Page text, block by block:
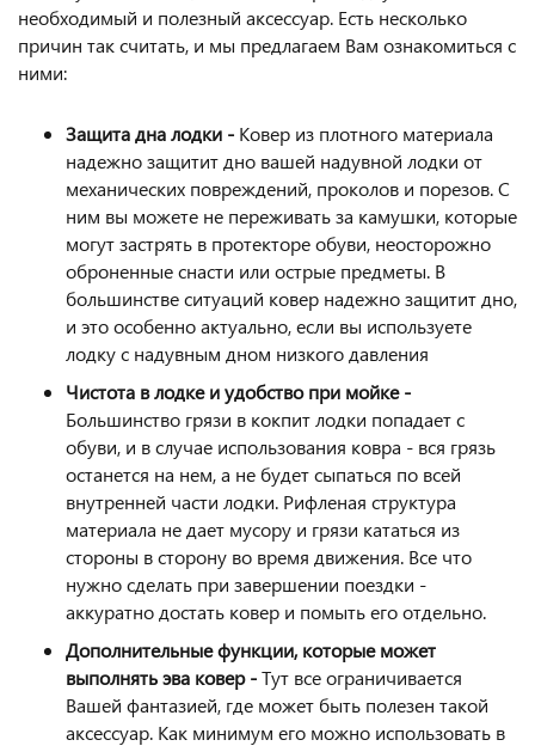
необходимый и полезный аксессуар. Есть несколько
причин так считать, и мы предлагаем Вам ознакомиться с
ними:
Защита дна лодки - Ковер из плотного материала
надежно защитит дно вашей надувной лодки от
механических повреждений, проколов и порезов. С
ним вы можете не переживать за камушки, которые
могут застрять в протекторе обуви, неосторожно
оброненные снасти или острые предметы. В
большинстве ситуаций ковер надежно защитит дно,
и это особенно актуально, если вы используете
лодку с надувным дном низкого давления
Чистота в лодке и удобство при мойке -
Большинство грязи в кокпит лодки попадает с
обуви, и в случае использования ковра - вся грязь
останется на нем, а не будет сыпаться по всей
внутренней части лодки. Рифленая структура
материала не дает мусору и грязи кататься из
стороны в сторону во время движения. Все что
нужно сделать при завершении поездки -
аккуратно достать ковер и помыть его отдельно.
Дополнительные функции, которые может
выполнять эва ковер -Тут все ограничивается
Вашей фантазией, где может быть полезен такой
аксессуар. Как минимум его можно использовать в